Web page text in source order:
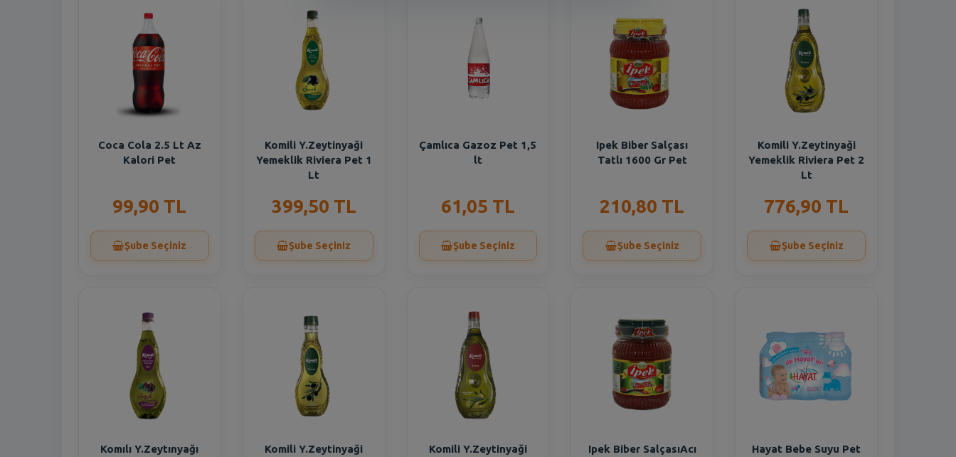
Coca Cola 2.5 Lt Az
Kalori Pet
99,90 TL
Şube Seçiniz
Komili Y.Zeytinyaği
Yemeklik Riviera Pet 1
Lt
399,50 TL
Şube Seçiniz
Çamlıca Gazoz Pet 1,5
lt
61,05 TL
Şube Seçiniz
Ipek Biber Salçası
Tatlı 1600 Gr Pet
210,80 TL
Şube Seçiniz
Komili Y.Zeytinyaği
Yemeklik Riviera Pet 2
Lt
776,90 TL
Şube Seçiniz
Komılı Y.Zeytınyağı
Komili Y.Zeytinyaği
Komili Y.Zeytinyaği
Ipek Biber SalçasıAcı
Hayat Bebe Suyu Pet